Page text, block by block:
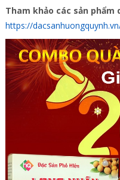
Tham khảo các sản phẩm
https://